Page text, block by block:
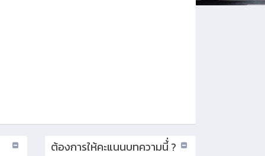
ต้องการให้คะแนนบทความนี้่ ?